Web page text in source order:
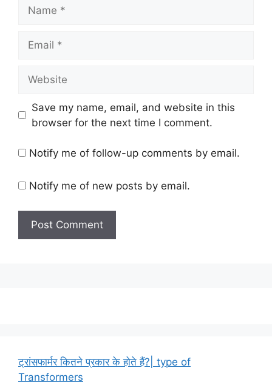
Save my name, email, and website in this
browser for the next time I comment.
Notify me of follow-up comments by email.
Notify me of new posts by email.
ट्रांसफार्मर कितने प्रकार के होते हैं?| type of
Transformers